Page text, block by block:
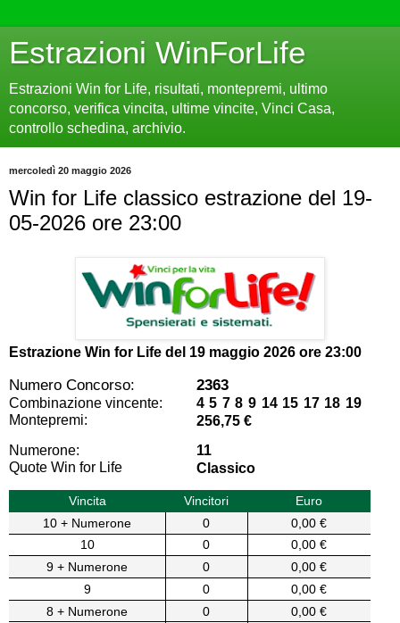
Estrazioni WinForLife
Estrazioni Win for Life, risultati, montepremi, ultimo
concorso, verifica vincita, ultime vincite, Vinci Casa,
controllo schedina, archivio.
mercoledì 20 maggio 2026
Win for Life classico estrazione del 19-
05-2026 ore 23:00
Estrazione Win for Life del 19 maggio 2026 ore 23:00
Numero Concorso: 2363
Combinazione vincente:
4 5 7 8 9 14 15 17 18 19
Montepremi:
256,75 €
Numerone:
11
Quote Win for Life
Classico
Vincita Vincitori
Euro
10 + Numerone
0
0,00 €
10
0
0,00 €
9 + Numerone
0
0,00 €
9
0
0,00 €
8 + Numerone
0
0,00 €